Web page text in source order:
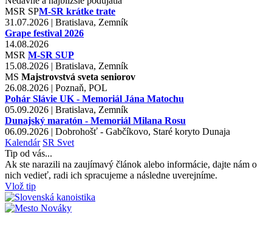
MSR SPM-SR krátke trate
31.07.2026 | Bratislava, Zemník
Grape festival 2026
14.08.2026
MSR M-SR SUP
15.08.2026 | Bratislava, Zemník
MS Majstrovstvá sveta seniorov
26.08.2026 | Poznaň, POL
Pohár Slávie UK - Memoriál Jána Matochu
05.09.2026 | Bratislava, Zemník
Dunajský maratón - Memoriál Milana Rosu
06.09.2026 | Dobrohošť - Gabčíkovo, Staré koryto Dunaja
Kalendár SR Svet
Tip od vás...
Ak ste narazili na zaujímavý článok alebo informácie, dajte nám o
nich vedieť, radi ich spracujeme a následne uverejníme.
Vlož tip